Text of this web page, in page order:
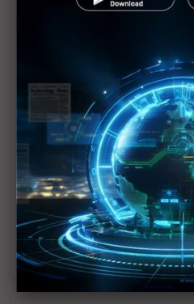
蘋果模式恐成三星毒藥
Exynos必須復活的理由 攸
三星Exynos 2600拚翻身
格局？
因良率問題鎖定平價折疊
量產啟動
為提高良率 傳三星降低